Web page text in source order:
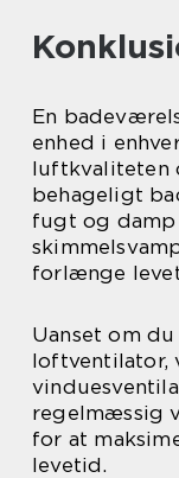
En
enhed i
luftkvaliteten
behageligt
fugt og damp
forlænge
Uanset om
loftventilator,
regelmæssig
for at
levetid.